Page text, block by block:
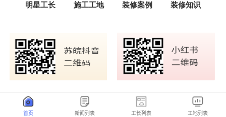
首页 新闻列表 工长列表 工地列表